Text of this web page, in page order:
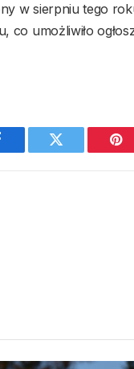
w sierpniu tego
co umożliwiło
Twitter